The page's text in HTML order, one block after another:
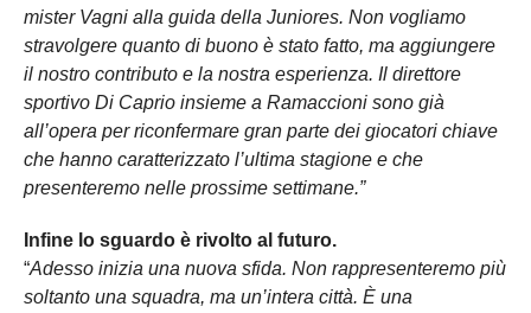
mister Vagni alla guida della Juniores. Non vogliamo
stravolgere quanto di buono è stato fatto, ma aggiungere
il nostro contributo e la nostra esperienza. Il direttore
sportivo Di Caprio insieme a Ramaccioni sono già
all’opera per riconfermare gran parte dei giocatori chiave
che hanno caratterizzato l’ultima stagione e che
presenteremo nelle prossime settimane.”
Infine lo sguardo è rivolto al futuro.
“Adesso inizia una nuova sfida. Non rappresenteremo più
soltanto una squadra, ma un’intera città. È una